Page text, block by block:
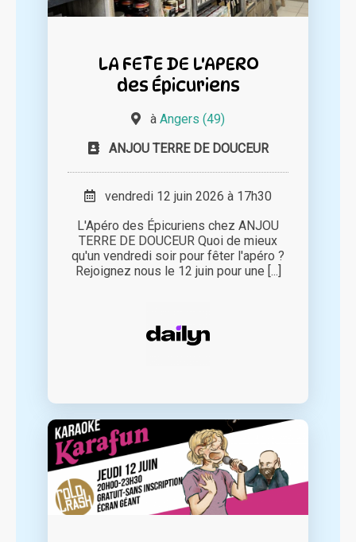
LA FETE DE L'APERO
des Épicuriens
à Angers (49)
ANJOU TERRE DE DOUCEUR
vendredi 12 juin 2026 à 17h30
L'Apéro des Épicuriens chez ANJOU
TERRE DE DOUCEUR Quoi de mieux
qu'un vendredi soir pour fêter l'apéro ?
Rejoignez nous le 12 juin pour une [...]